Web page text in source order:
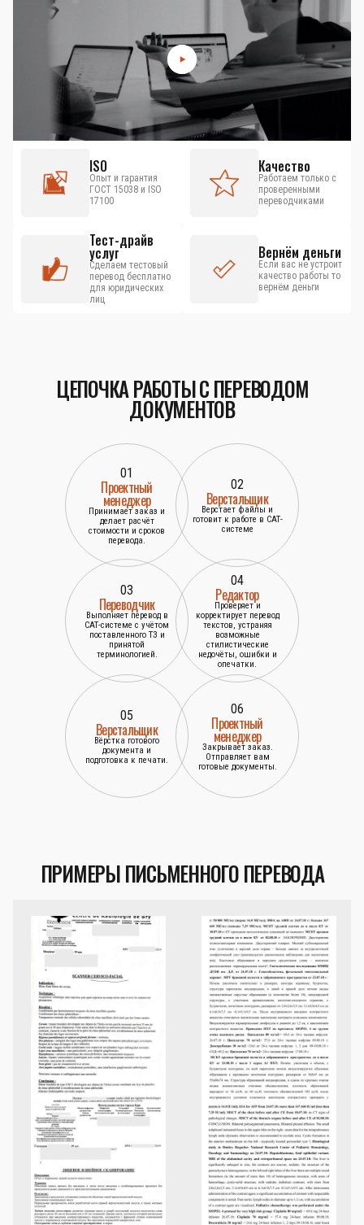
ISO
Опыт и гарантия
ГОСТ 15038 и ISO
17100
Качество
Работаем только с
проверенными
переводчиками
Тест-драйв
услуг
Сделаем тестовый
перевод бесплатно
для юридических
лиц
Вернём деньги
Если вас не устроит
качество работы то
вернём деньги
ЦЕПОЧКА РАБОТЫ С ПЕРЕВОДОМ
ДОКУМЕНТОВ
01
Проектный
менеджер
Принимает заказ и
делает расчёт
стоимости и сроков
перевода.
02
Верстальщик
Верстает файлы и
готовит к работе в САТ-
системе
03
Переводчик
Выполняет перевод в
САТ-системе с учётом
поставленного ТЗ и
принятой
терминологией.
04
Редактор
Проверяет и
корректирует перевод
текстов, устраняя
возможные
стилистические
недочёты, ошибки и
опечатки.
05
Верстальщик
Вёрстка готового
документа и
подготовка к печати.
06
Проектный
менеджер
Закрывает заказ.
Отправляет вам
готовые документы.
ПРИМЕРЫ ПИСЬМЕННОГО ПЕРЕВОДА